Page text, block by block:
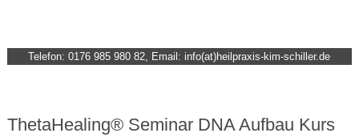
Telefon: 0176 985 980 82, Email: info(at)heilpraxis-kim-schiller.de
ThetaHealing® Seminar DNA Aufbau Kurs